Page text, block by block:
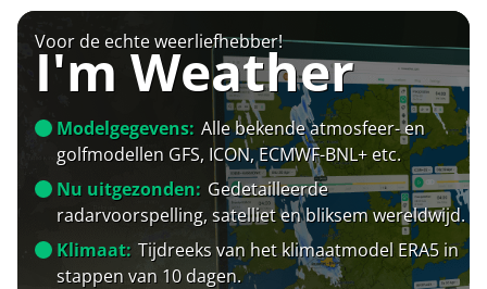
Voor de echte weerliefhebber!
I'm Weather
Modelgegevens: Alle bekende atmosfeer- en
golfmodellen GFS, ICON, ECMWF-BNL+ etc.
Nu uitgezonden: Gedetailleerde
radarvoorspelling, satelliet en bliksem wereldwijd.
Klimaat: Tijdreeks van het klimaatmodel ERA5 in
stappen van 10 dagen.